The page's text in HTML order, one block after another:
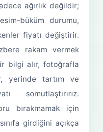
ağırlık değildir;
büküm durumu,
fiyatı değiştirir.
rakam vermek
bilgi alır, fotoğrafla
yerinde tartım ve
somutlaştırırız.
bırakmamak için
girdiğini açıkça